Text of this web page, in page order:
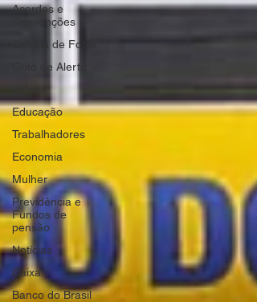
Acordos e
Convenções
Galeria de Fotos
Grito de Alerta
Educação
Trabalhadores
Economia
Mulher
Previdência e
Fundos de
pensão
Notícias
Caixa
Banco do Brasil